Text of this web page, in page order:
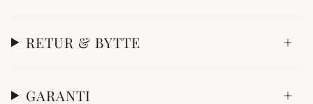
RETUR & BYTTE
GARANTI